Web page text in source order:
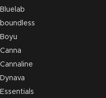
Bluelab
boundless
Boyu
Canna
Cannaline
Dynava
Essentials